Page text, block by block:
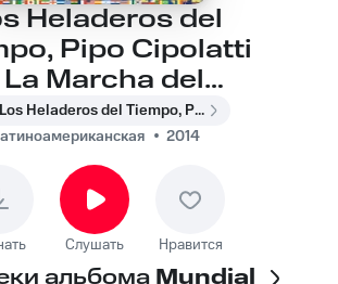
Heladeros del
Pipo Cipolatti
Marcha del
Empate
Los Heladeros del Tiempo, Pipo Cipolatti
2014
Слушать Нравится
альбома Mundial